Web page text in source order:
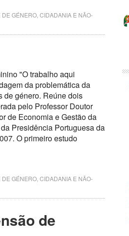
DE GÉNERO, CIDADANIA E NÃO-
"O trabalho aqui
da problemática da
de género. Reúne dois
pelo Professor Doutor
de Economia e Gestão da
Presidência Portuguesa da
O primeiro estudo
DE GÉNERO, CIDADANIA E NÃO-
de